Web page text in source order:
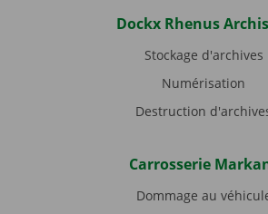
Dockx Rhenus
Stockage d'archives
Numérisation
Destruction
Carrosserie
Dommage au